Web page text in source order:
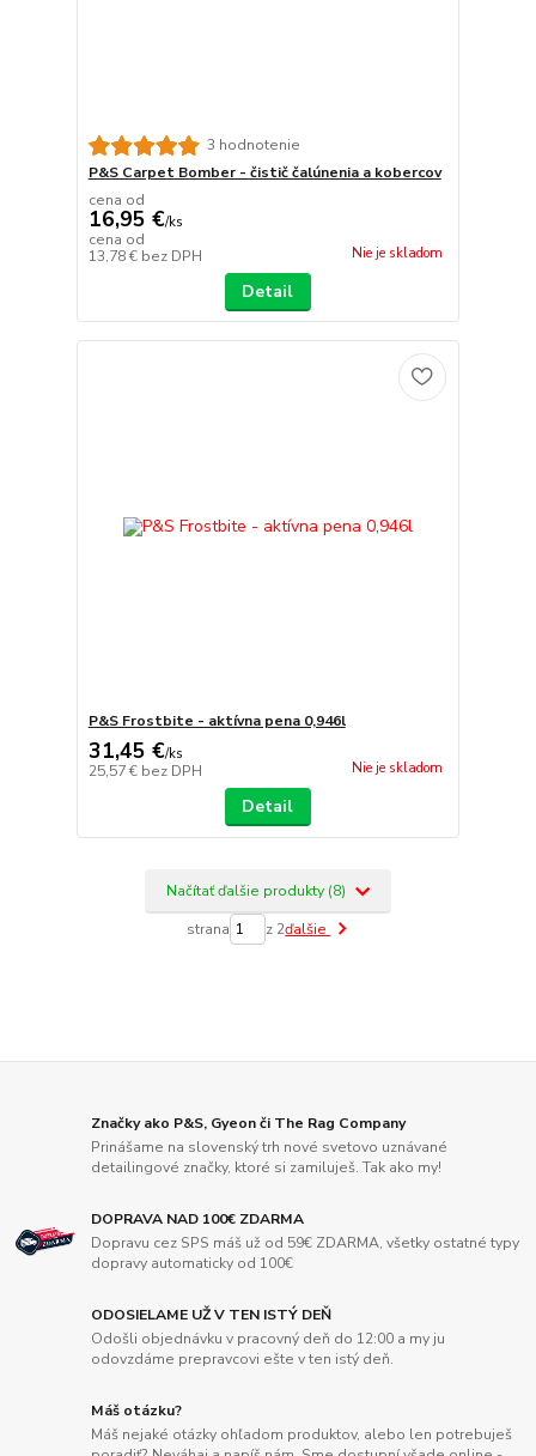
3 hodnotenie
P&S Carpet Bomber - čistič čalúnenia a kobercov
cena od
16,95 €/ks
cena od
13,78 € bez DPH Nie je skladom
Detail
P&S Frostbite - aktívna pena 0,946l
31,45 €/ks
25,57 € bez DPH Nie je skladom
Detail
Načítať ďalšie produkty (8)
strana z 2ďalšie
Značky ako P&S, Gyeon či The Rag Company
Prinášame na slovenský trh nové svetovo uznávané
detailingové značky, ktoré si zamiluješ. Tak ako my!
DOPRAVA NAD 100€ ZDARMA
Dopravu cez SPS máš už od 59€ ZDARMA, všetky ostatné typy
dopravy automaticky od 100€
ODOSIELAME UŽ V TEN ISTÝ DEŇ
Odošli objednávku v pracovný deň do 12:00 a my ju
odovzdáme prepravcovi ešte v ten istý deň.
Máš otázku?
Máš nejaké otázky ohľadom produktov, alebo len potrebuješ